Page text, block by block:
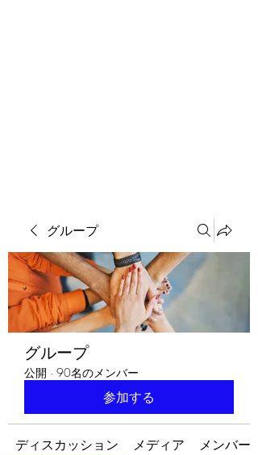
グループ
グループ
公開 · 90名のメンバー
参加する
ディスカッション メディア メンバー